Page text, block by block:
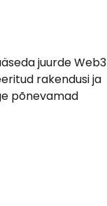
juurde Web3
rakendusi ja
põnevamad